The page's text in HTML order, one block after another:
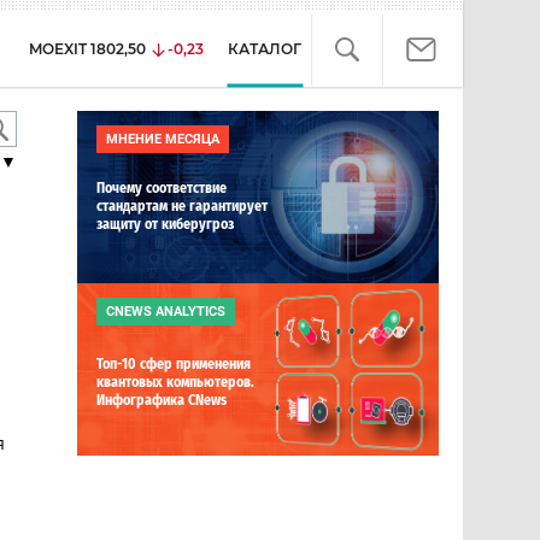
MOEXIT 1802,50 -0,23 КАТАЛОГ
МНЕНИЕ МЕСЯЦА
Почему соответствие
стандартам не гарантирует
защиту от киберугроз
CNEWS ANALYTICS
Топ-10 сфер применения
квантовых компьютеров.
Инфографика CNews